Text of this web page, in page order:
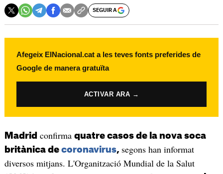
SEGUIR A
Afegeix ElNacional.cat a les teves fonts preferides de
Google de manera gratuïta
ACTIVAR ARA →
Madrid confirma quatre casos de la nova soca
britànica de coronavirus, segons han informat
diversos mitjans. L'Organització Mundial de la Salut